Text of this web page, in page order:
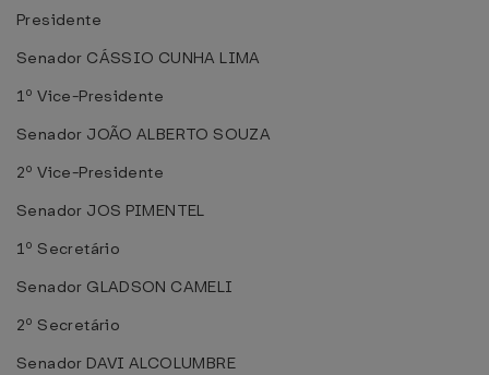
Presidente
Senador CÁSSIO CUNHA LIMA
1º Vice-Presidente
Senador JOÃO ALBERTO SOUZA
2º Vice-Presidente
Senador JOS PIMENTEL
1º Secretário
Senador GLADSON CAMELI
2º Secretário
Senador DAVI ALCOLUMBRE